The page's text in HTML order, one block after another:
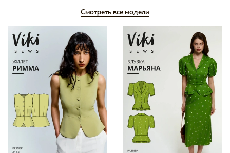
Смотреть все модели